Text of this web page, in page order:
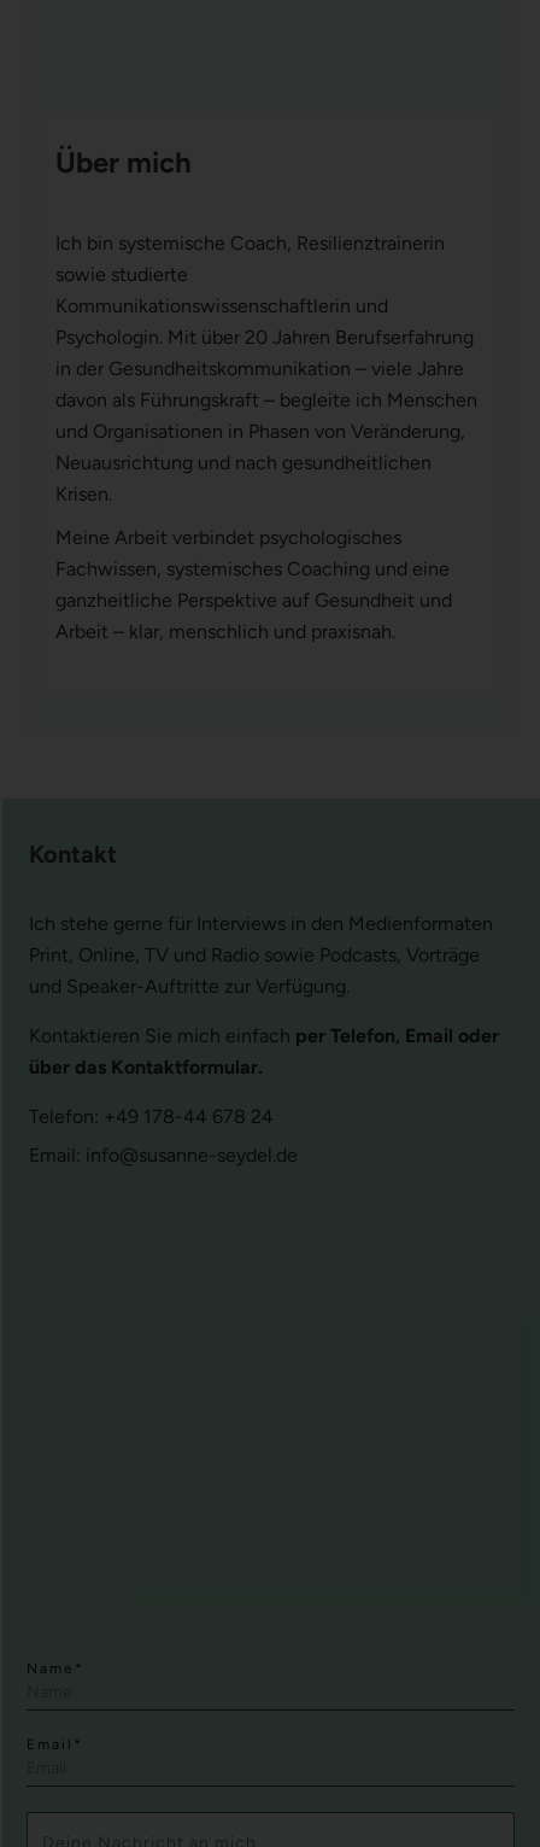
Über mich
Ich bin systemische Coach, Resilienztrainerin
sowie studierte
Kommunikationswissenschaftlerin und
Psychologin. Mit über 20 Jahren Berufserfahrung
in der Gesundheitskommunikation – viele Jahre
davon als Führungskraft – begleite ich Menschen
und Organisationen in Phasen von Veränderung,
Neuausrichtung und nach gesundheitlichen
Krisen.
Meine Arbeit verbindet psychologisches
Fachwissen, systemisches Coaching und eine
ganzheitliche Perspektive auf Gesundheit und
Arbeit – klar, menschlich und praxisnah.
Kontakt
Ich stehe gerne für Interviews in den Medienformaten
Print, Online, TV und Radio sowie Podcasts, Vorträge
und Speaker-Auftritte zur Verfügung.
Kontaktieren Sie mich einfach per Telefon, Email oder
über das Kontaktformular.
Telefon: +49 178-44 678 24
Email: info@susanne-seydel.de
Name*
Email*